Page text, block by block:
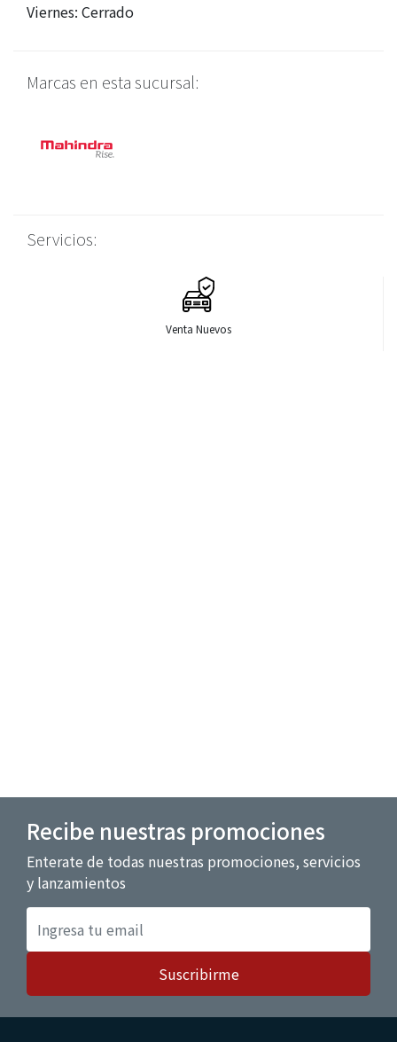
Viernes: Cerrado
Marcas en esta sucursal:
Servicios:
Venta Nuevos
Recibe nuestras promociones
Enterate de todas nuestras promociones, servicios
y lanzamientos